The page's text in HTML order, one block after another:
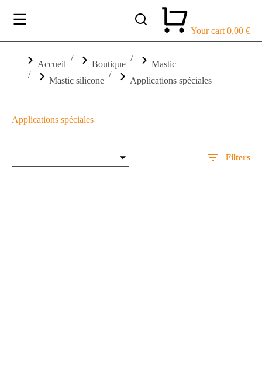
Your cart 0,00 €
Vous êtes ici :
Accueil Boutique
Mastic
Mastic silicone
Applications spéciales
Applications spéciales
Filters